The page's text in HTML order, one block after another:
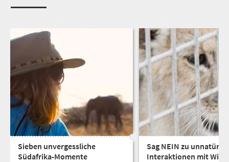
Sieben unvergessliche
Südafrika-Momente
Sag NEIN zu
Interaktionen mit